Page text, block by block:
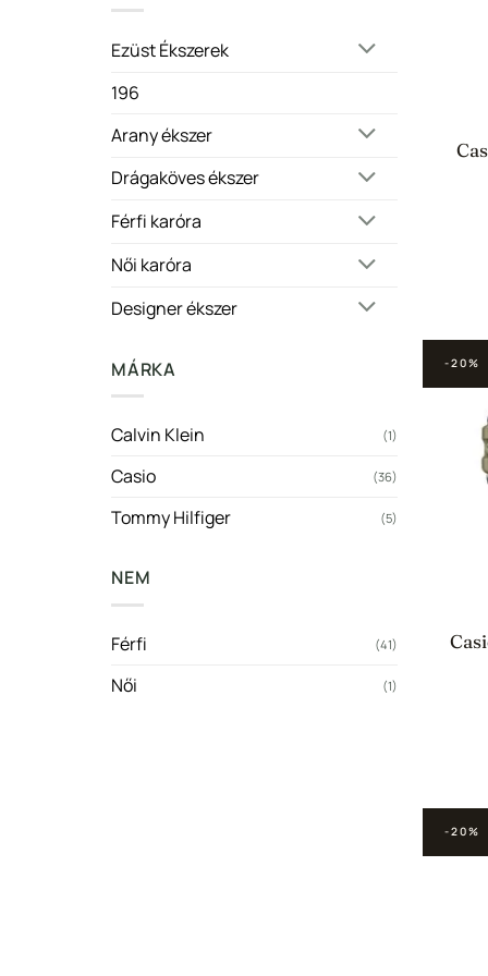
Ezüst Ékszerek
196
Arany ékszer
Drágaköves ékszer
Férfi karóra
Női karóra
Designer ékszer
MÁRKA
Calvin Klein (1)
Casio (36)
Tommy Hilfiger (5)
NEM
Férfi (41)
Női (1)
-20%
-20%